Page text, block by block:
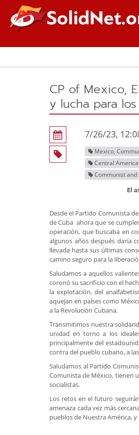
CP of Mexico,
y lucha para
7/26/23,
Mexico,
Central America
Communist
El
Desde el Partido Comunista
de Cuba ahora que se
operación, que buscaba en
algunos años después daría
llevada hasta sus últimas
camino seguro para la
Saludamos a aquellos
coronó su sacrificio con el
la explotación, del
aquejan en países como
a la Revolución Cubana.
Transmitimos nuestra
unidad en torno a los
principalmente del
contra del pueblo cubano, a
Saludamos al Partido
Comunista de México, tienen
socialistas.
Los retos en el futuro
amenaza cada vez más
pueblos de Nuestra América,